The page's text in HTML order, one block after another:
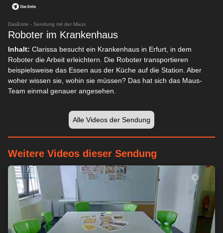
DasErste - Sendung mit der Maus
Roboter im Krankenhaus
Inhalt: Clarissa besucht ein Krankenhaus in Erfurt, in dem
Roboter die Arbeit erleichtern. Die Roboter transportieren
beispielsweise das Essen aus der Küche auf die Station. Aber
woher wissen sie, wohin sie müssen? Das hat sich das Maus-
Team einmal genauer angesehen.
Alle Videos der Sendung
Weitere Videos dieser Sendung